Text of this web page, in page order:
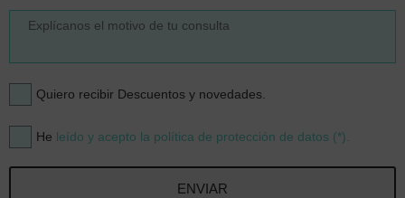
Quiero recibir Descuentos y novedades.
He leído y acepto la política de protección de datos (*).
ENVIAR